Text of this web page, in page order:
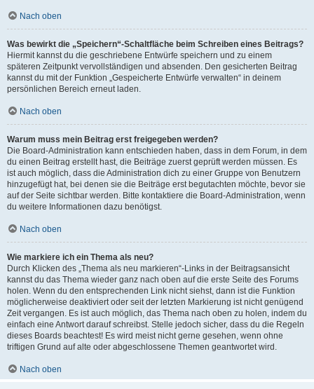
Nach oben
Was bewirkt die „Speichern“-Schaltfläche beim Schreiben eines Beitrags?
Hiermit kannst du die geschriebene Entwürfe speichern und zu einem
späteren Zeitpunkt vervollständigen und absenden. Den gesicherten Beitrag
kannst du mit der Funktion „Gespeicherte Entwürfe verwalten“ in deinem
persönlichen Bereich erneut laden.
Nach oben
Warum muss mein Beitrag erst freigegeben werden?
Die Board-Administration kann entschieden haben, dass in dem Forum, in dem
du einen Beitrag erstellt hast, die Beiträge zuerst geprüft werden müssen. Es
ist auch möglich, dass die Administration dich zu einer Gruppe von Benutzern
hinzugefügt hat, bei denen sie die Beiträge erst begutachten möchte, bevor sie
auf der Seite sichtbar werden. Bitte kontaktiere die Board-Administration, wenn
du weitere Informationen dazu benötigst.
Nach oben
Wie markiere ich ein Thema als neu?
Durch Klicken des „Thema als neu markieren“-Links in der Beitragsansicht
kannst du das Thema wieder ganz nach oben auf die erste Seite des Forums
holen. Wenn du den entsprechenden Link nicht siehst, dann ist die Funktion
möglicherweise deaktiviert oder seit der letzten Markierung ist nicht genügend
Zeit vergangen. Es ist auch möglich, das Thema nach oben zu holen, indem du
einfach eine Antwort darauf schreibst. Stelle jedoch sicher, dass du die Regeln
dieses Boards beachtest! Es wird meist nicht gerne gesehen, wenn ohne
triftigen Grund auf alte oder abgeschlossene Themen geantwortet wird.
Nach oben